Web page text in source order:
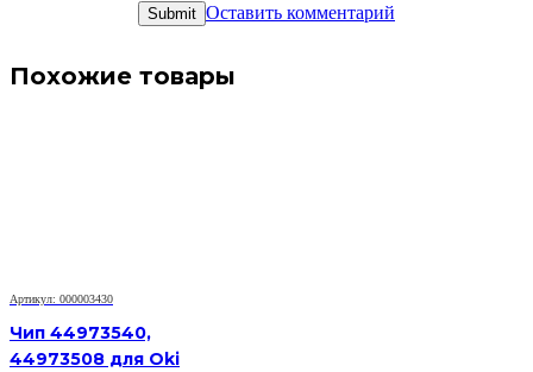
Оставить комментарий
Похожие товары
Артикул: 000003430
Чип 44973540,
44973508 для Oki